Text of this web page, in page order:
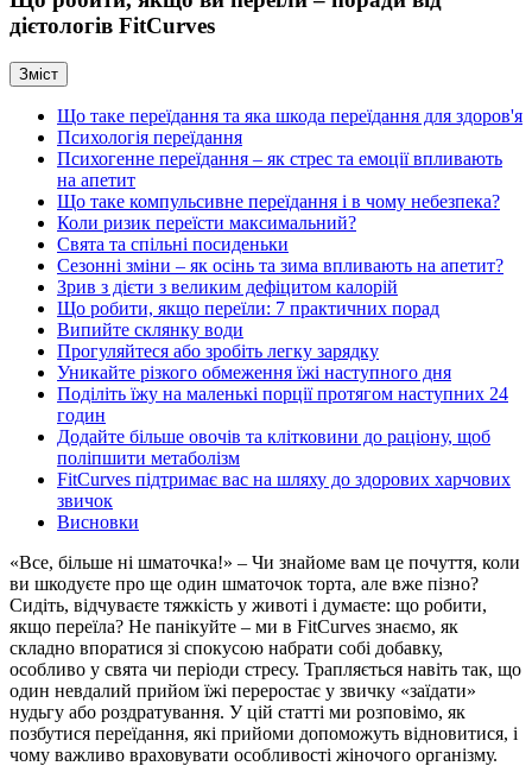
дієтологів FitCurves
Зміст
Що таке переїдання та яка шкода переїдання для здоров'я
Психологія переїдання
Психогенне переїдання – як стрес та емоції впливають
на апетит
Що таке компульсивне переїдання і в чому небезпека?
Коли ризик переїсти максимальний?
Свята та спільні посиденьки
Сезонні зміни – як осінь та зима впливають на апетит?
Зрив з дієти з великим дефіцитом калорій
Що робити, якщо переїли: 7 практичних порад
Випийте склянку води
Прогуляйтеся або зробіть легку зарядку
Уникайте різкого обмеження їжі наступного дня
Поділіть їжу на маленькі порції протягом наступних 24
годин
Додайте більше овочів та клітковини до раціону, щоб
поліпшити метаболізм
FitCurves підтримає вас на шляху до здорових харчових
звичок
Висновки
«Все, більше ні шматочка!» – Чи знайоме вам це почуття, коли
ви шкодуєте про ще один шматочок торта, але вже пізно?
Сидіть, відчуваєте тяжкість у животі і думаєте: що робити,
якщо переїла? Не панікуйте – ми в FitCurves знаємо, як
складно впоратися зі спокусою набрати собі добавку,
особливо у свята чи періоди стресу. Трапляється навіть так, що
один невдалий прийом їжі переростає у звичку «заїдати»
нудьгу або роздратування. У цій статті ми розповімо, як
позбутися переїдання, які прийоми допоможуть відновитися, і
чому важливо враховувати особливості жіночого організму.